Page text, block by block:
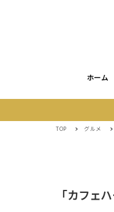
ホーム
TOP グルメ
「カフェ